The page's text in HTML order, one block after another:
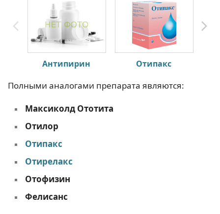
Антипирин Отипакс
Полными аналогами препарата являются:
Максиколд Ототита
Отилор
Отипакс
Отирелакс
Отофизин
Фелисанс